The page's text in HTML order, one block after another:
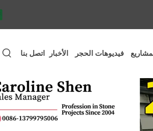
فيديوهات الحجر الأخبار اتصل بنا